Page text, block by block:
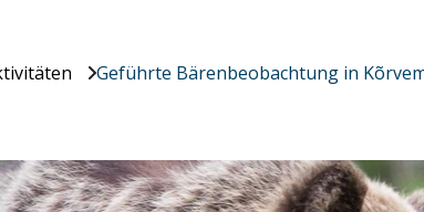
Geführte Bärenbeobachtung in